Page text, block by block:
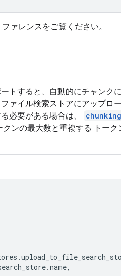
ァレンスをご覧ください。
トすると、自動的にチャンク
ァイル検索ストアにアップロ
必要がある場合は、
ンの最大数と重複する トーク
.
.name,